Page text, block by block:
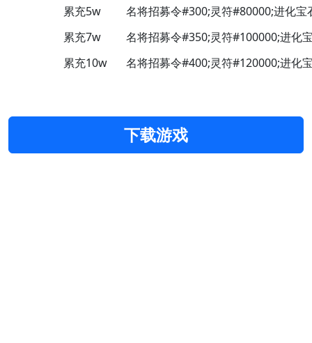
累充5w
名将招募令#300;灵符#80000;进化
累充7w
名将招募令#350;灵符#100000;进化
累充10w
名将招募令#400;灵符#120000;进化
下载游戏